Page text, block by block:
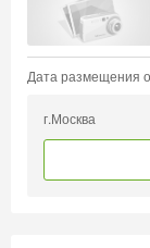
Дата размещения
г.Москва